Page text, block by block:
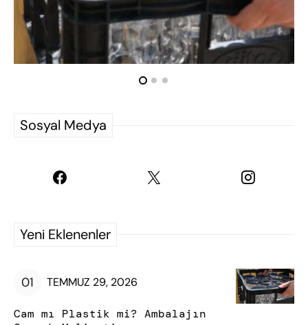
Sosyal Medya
Yeni Eklenenler
TEMMUZ 29, 2026
Cam mı Plastik mi? Ambalajın